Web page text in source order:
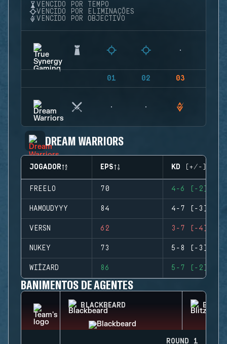
VENCIDO POR TEMPO
VENCIDO POR ELIMINAÇÕES
VENCIDO POR OBJECTIVO
01 02 03
DREAM WARRIORS
JOGADOR EPS KD (+/-)
FREELO 70 4-6 (-2)
HAMOUDYYY 84 4-7 (-3)
VERSN 62 3-7 (-4)
NUKEY 73 5-8 (-3)
WIÍZARD 86 5-7 (-2)
BANIMENTOS DE AGENTES
BLACKBEARD BLITZ
ROUND 1